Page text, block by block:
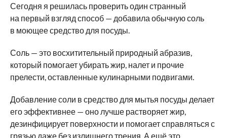
Сегодня я решилась проверить один странный
на первый взгляд способ — добавила обычную соль
в моющее средство для посуды.
Соль — это восхитительный природный абразив,
который помогает убирать жир, налет и прочие
прелести, оставленные кулинарными подвигами.
Добавление соли в средство для мытья посуды делает
его эффективнее — оно лучше растворяет жир,
дезинфицирует поверхности и помогает справляться с
грязью даже без излишнего трения. А ещё это